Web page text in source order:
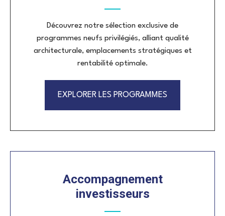
Découvrez notre sélection exclusive de
programmes neufs privilégiés, alliant qualité
architecturale, emplacements stratégiques et
rentabilité optimale.
EXPLORER LES PROGRAMMES
Accompagnement
investisseurs